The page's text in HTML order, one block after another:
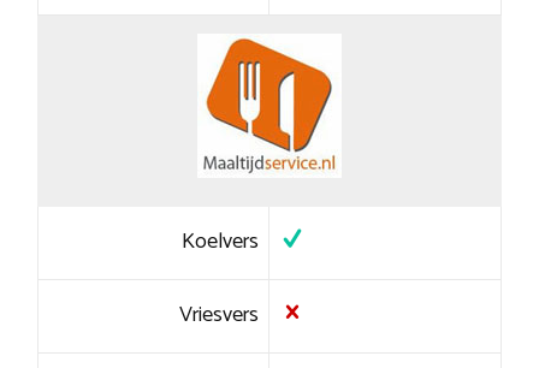
Koelvers
Vriesvers